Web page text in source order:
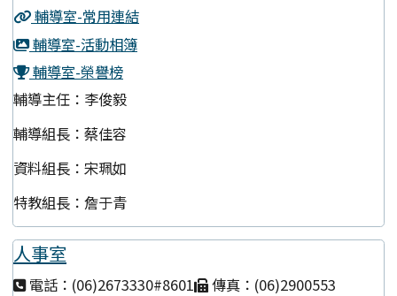
輔導室-常用連結
輔導室-活動相簿
輔導室-榮譽榜
輔導主任：李俊毅
輔導組長：蔡佳容
資料組長：宋珮如
特教組長：詹于青
人事室
電話：(06)2673330#8601
傳真：(06)2900553